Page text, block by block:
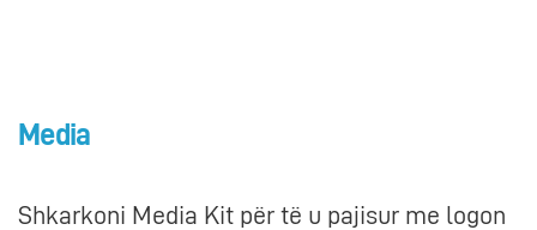
Media
Shkarkoni Media Kit për të u pajisur me logon